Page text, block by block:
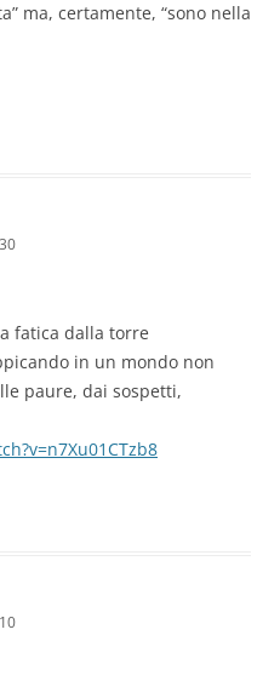
ma, certamente, “sono nella
fatica dalla torre
in un mondo non
paure, dai sospetti,